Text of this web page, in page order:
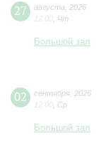
27 августа
2026
12:00 Чт
Большой зал
02 сентября 2026
12:00 Ср
Большой зал